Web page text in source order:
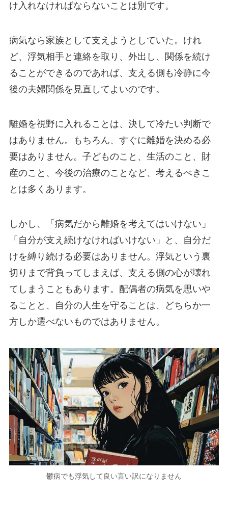
け入れなければならないことは別です。
病気なら家族として支えようとしていた。けれ
ど、浮気相手と連絡を取り、外出し、関係を続け
ることができるのであれば、支える側も冷静に今
後の夫婦関係を見直してよいのです。
離婚を視野に入れることは、決して冷たい判断で
はありません。もちろん、すぐに離婚を決める必
要はありません。子どものこと、生活のこと、財
産のこと、今後の治療のことなど、考えるべきこ
とは多くあります。
しかし、「病気だから離婚を考えてはいけない」
「自分が支え続けなければいけない」と、自分だ
けを縛り続ける必要はありません。浮気という裏
切りまで背負ってしまえば、支える側の心が壊れ
てしまうこともあります。配偶者の病気を思いや
ることと、自分の人生を守ることは、どちらか一
方しか選べないものではありません。
鬱病でも浮気して良い言い訳になりません